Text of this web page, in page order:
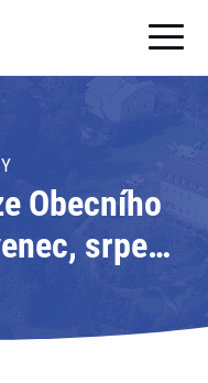
Obecního
srpen